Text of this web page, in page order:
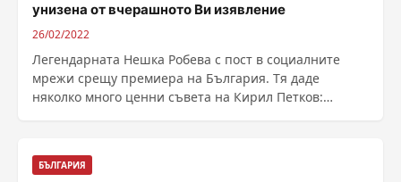
унизена от вчерашното Ви изявление
26/02/2022
Легендарната Нешка Робева с пост в социалните
мрежи срещу премиера на България. Тя даде
няколко много ценни съвета на Кирил Петков:
БЪЛГАРИЯ